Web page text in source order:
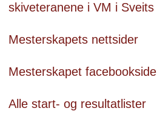
skiveteranene i VM i Sveits
Mesterskapets nettsider
Mesterskapet facebookside
Alle start- og resultatlister